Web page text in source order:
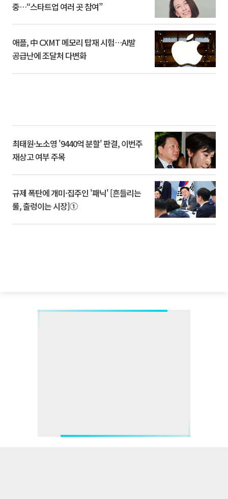
중…“스타트업 여러 곳 참여”
애플, 中 CXMT 메모리 탑재 시험…AI발
공급난에 조달처 다변화
최태원·노소영 '9440억 분할' 판결, 이번주
재상고 여부 주목
규제 폭탄에 개미·집주인 '패닉' [흔들리는
룰, 출렁이는 시장]①